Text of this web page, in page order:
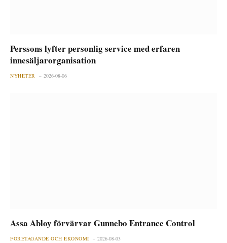
Perssons lyfter personlig service med erfaren
innesäljarorganisation
NYHETER 2026-08-06
Assa Abloy förvärvar Gunnebo Entrance Control
FÖRETAGANDE OCH EKONOMI 2026-08-03